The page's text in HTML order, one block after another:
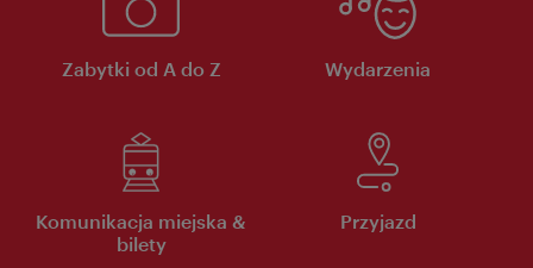
Zabytki od A do Z Wydarzenia
Komunikacja miejska &
bilety
Przyjazd